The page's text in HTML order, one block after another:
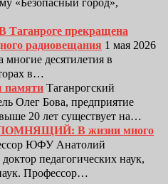
«Безопасный город»,
Таганроге прекращена
радиовещания 1 мая 2026
многие десятилетия в
в…
памяти Таганрогский
Олег Бова, предприятие
20 лет существует на…
В жизни много
ЮФУ Анатолий
педагогических наук,
Профессор…